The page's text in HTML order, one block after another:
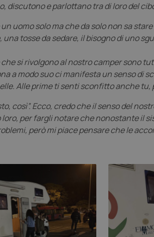
discutono e parlottano tra di loro del
uomo solo ma che da solo non sa
una tosse da sedare, il bisogno di uno
si rivolgono al nostro camper sono
a modo suo ci manifesta un senso di
Alle prime ti senti sconfitto anche tu,
sto, così”. Ecco, credo che il senso del
per fargli notare che nonostante il
però mi piace pensare che le